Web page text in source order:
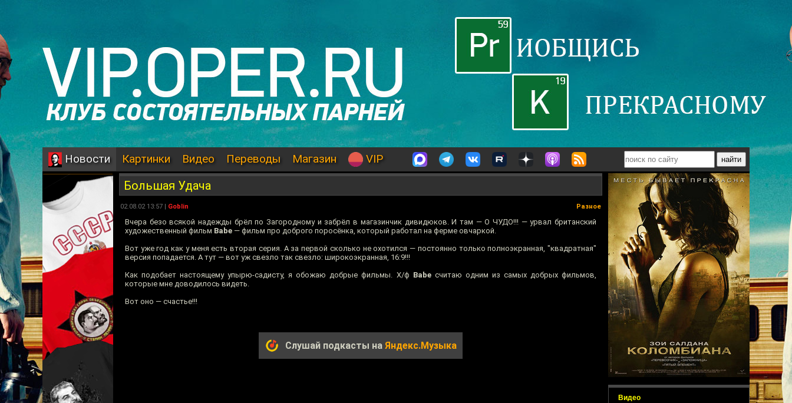
Новости Картинки Видео Переводы Магазин VIP
Видео
Большая Удача
02.08.02 13:57 | Goblin Разное
Вчера безо всякой надежды брёл по Загородному и забрёл в магазинчик дивидюков. И там — О ЧУДО!!! — урвал британский
художественный фильм Babe — фильм про доброго поросёнка, который работал на ферме овчаркой.
Вот уже год как у меня есть вторая серия. А за первой сколько не охотился — постоянно только полноэкранная, "квадратная"
версия попадается. А тут — вот уж свезло так свезло: широкоэкранная, 16:9!!!
Как подобает настоящему упырю-садисту, я обожаю добрые фильмы. Х/ф Babeсчитаю одним из самых добрых фильмов,
которые мне доводилось видеть.
Вот оно — счастье!!!
Слушай подкасты на Яндекс.Музыка